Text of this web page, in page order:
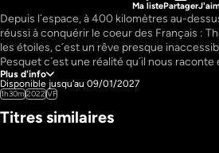
Ma listePartager
Depuis l´espace, à 400 kilomètres au-
réussi à conquérir le coeur des Français :
les étoiles, c´est un rêve presque
Pesquet c´est une réalité qu´il nous
exceptionnelle. Vous découvrirez la magie
´émerveillement devant notre planète, mais
qui se passe dans le corps. Pourquoi
Plus d'info
Disponible jusqu'au 09/01/2027
1h30m2022VF
Titres similaires